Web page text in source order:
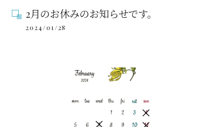
2月のお休みのお知らせです。
2024/01/28